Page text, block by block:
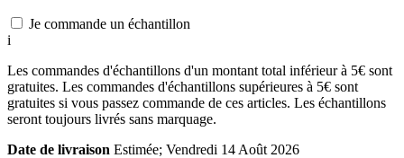
Je commande un échantillon
i
Les commandes d'échantillons d'un montant total inférieur à 5€ sont
gratuites. Les commandes d'échantillons supérieures à 5€ sont
gratuites si vous passez commande de ces articles. Les échantillons
seront toujours livrés sans marquage.
Date de livraison Estimée; Vendredi 14 Août 2026